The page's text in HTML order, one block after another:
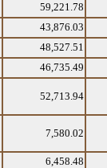
59,221.78
43,876.03
48,527.51
46,735.49
52,713.94
7,580.02
6,458.48